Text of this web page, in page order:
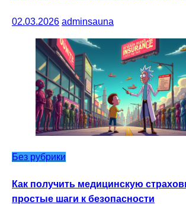
02.03.2026 adminsauna
Без рубрики
Как получить медицинскую
простые шаги к безопасности